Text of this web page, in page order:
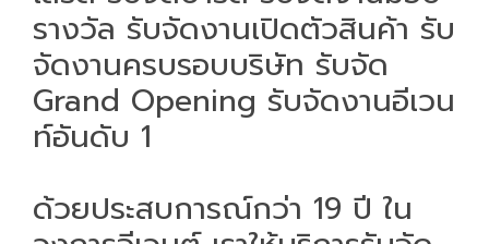
รางวัล รับจัดงานเปิดตัวสินค้า รับ
จัดงานครบรอบบริษัท รับจัด
Grand Opening รับจัดงานอีเวน
ท์อันดับ 1
ด้วยประสบการณ์กว่า 19 ปี ใน